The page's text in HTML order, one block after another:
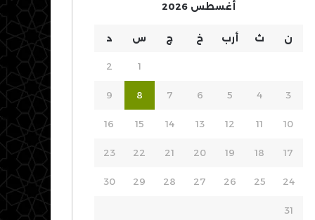
أغسطس 2026
ن ث أرب خ ج س د
1
2
3
4
5
6
7
8
9
10
11
12
13
14
15
16
17
18
19
20
21
22
23
24
25
26
27
28
29
30
31